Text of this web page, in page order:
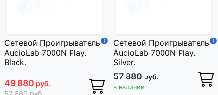
Сетевой Проигрыватель
AudioLab 7000N Play.
Black.
49 880 руб.
Сетевой Проигрыватель
AudioLab 7000N Play.
Silver.
57 880 руб.
в наличии